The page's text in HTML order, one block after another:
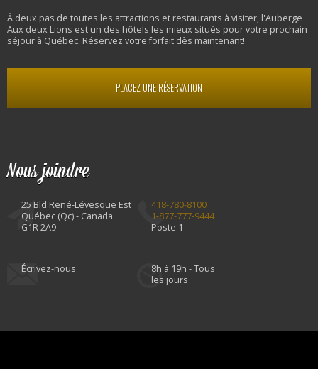
À deux pas de toutes les attractions et restaurants à visiter, l'Auberge
Aux deux Lions est un des hôtels les mieux situés pour votre prochain
séjour à Québec. Réservez votre forfait dès maintenant!
PLACEZ UNE RÉSERVATION
Nous joindre
25 Bld René-Lévesque Est
Québec (Qc) - Canada
G1R 2A9
418-780-8100
1-877-777-9444
Poste 1
Écrivez-nous
8h à 19h - Tous
les jours